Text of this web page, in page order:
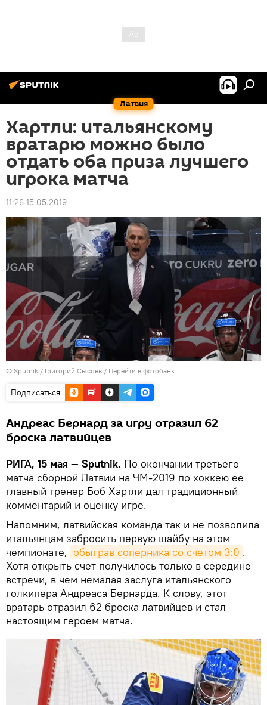
Латвия
Хартли: итальянскому
вратарю можно было
отдать оба приза лучшего
игрока матча
11:26 15.05.2019
© Sputnik / Григорий Сысоев / Перейти в фотобанк
Подписаться
Андреас Бернард за игру отразил 62
броска латвийцев
РИГА, 15 мая — Sputnik. По окончании третьего
матча сборной Латвии на ЧМ-2019 по хоккею ее
главный тренер Боб Хартли дал традиционный
комментарий и оценку игре.
Напомним, латвийская команда так и не позволила
итальянцам забросить первую шайбу на этом
чемпионате, обыграв соперника со счетом 3:0 .
Хотя открыть счет получилось только в середине
встречи, в чем немалая заслуга итальянского
голкипера Андреаса Бернарда. К слову, этот
вратарь отразил 62 броска латвийцев и стал
настоящим героем матча.